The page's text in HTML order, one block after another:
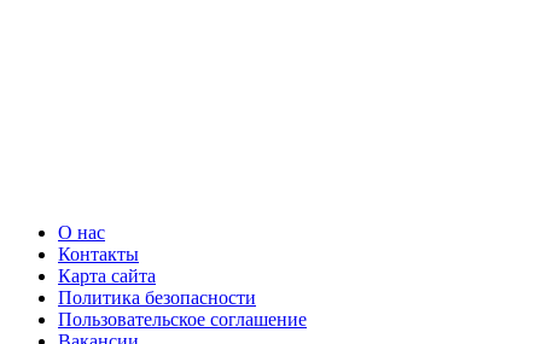
О нас
Контакты
Карта сайта
Политика безопасности
Пользовательское соглашение